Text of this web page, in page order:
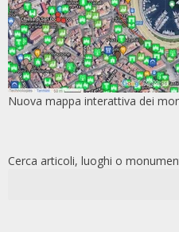
Nuova mappa interattiva dei
Cerca articoli, luoghi o